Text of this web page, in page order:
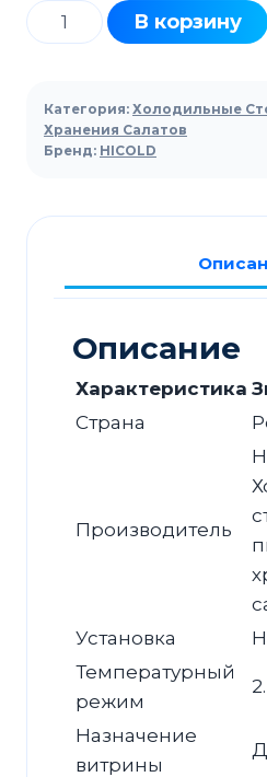
Количество
товара
для
пиццы
HICOLD
111/GN
В корзину
Категория: Холодильные
Хранения Салатов
Бренд: HICOLD
Описание
Характеристика
Страна
Производитель
Установка
Температурный
режим
Назначение
витрины